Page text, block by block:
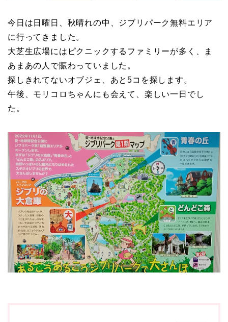
今日は日曜日、秋晴れの中、ジブリパーク無料エリア
に行ってきました。
大芝生広場にはピクニックするファミリーが多く、ま
あまあの人で賑わっていました。
探しきれてないオブジェ、あと5コを探します。
午後、モリコロちゃんにも会えて、楽しい一日でし
た。